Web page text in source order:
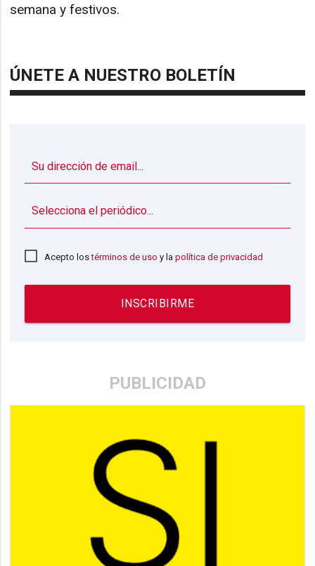
semana y festivos.
ÚNETE A NUESTRO BOLETÍN
Acepto lostérminos de uso y lapolítica de privacidad
INSCRIBIRME
PUBLICIDAD